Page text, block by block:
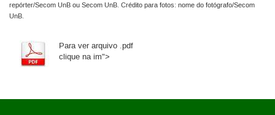
repórter/Secom UnB ou Secom UnB. Crédito para fotos: nome do fotógrafo/Secom
UnB.
Para ver arquivo .pdf
clique na im">